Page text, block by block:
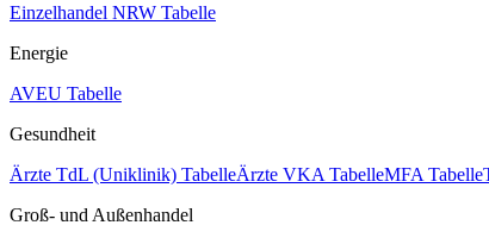
Einzelhandel NRW Tabelle
Energie
AVEU Tabelle
Gesundheit
Ärzte TdL (Uniklinik) TabelleÄrzte VKA TabelleMFA Tabelle
Groß- und Außenhandel